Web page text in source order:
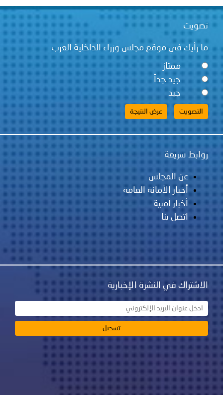
تصويت
ما رأيك في موقع مجلس وزراء الداخلية العرب
ممتاز
جيد جداً
جيد
روابط سريعة
عن المجلس
أخبار الأمانة العامة
أخبار أمنية
اتصل بنا
الاشتراك في النشرة الإخبارية